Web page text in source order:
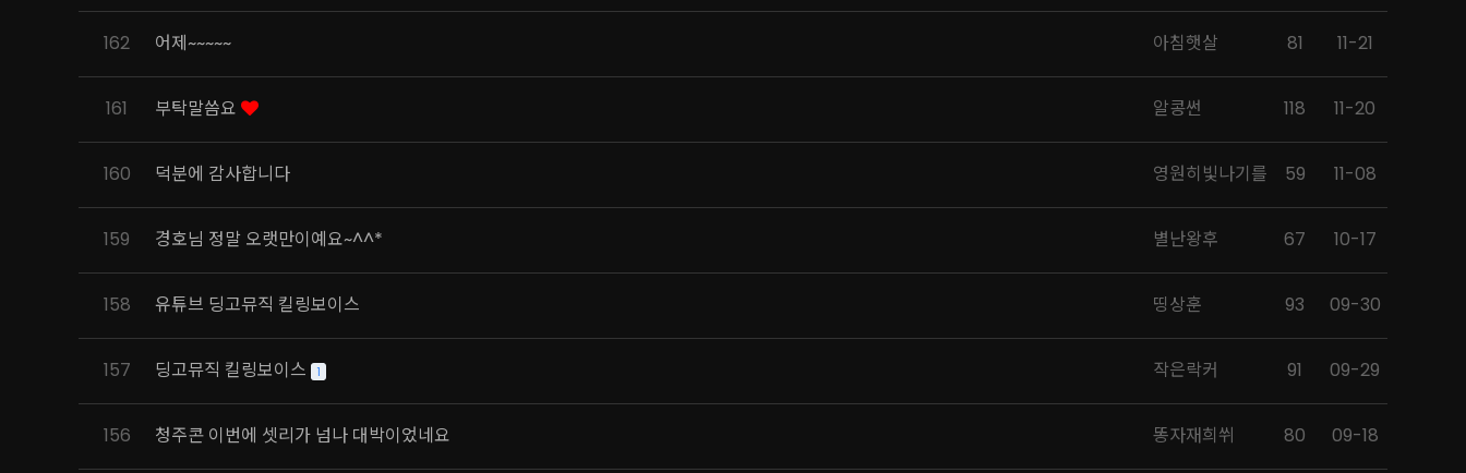
162 어제~~~~~ 아침햇살 81 11-21
161 부탁말씀요 알콩썬 118 11-20
160 덕분에 감사합니다 영원히빛나기를 59 11-08
159 경호님 정말 오랫만이예요~^^* 별난왕후 67 10-17
158 유튜브 딩고뮤직 킬링보이스 띵상훈 93 09-30
157 딩고뮤직 킬링보이스 1 작은락커 91 09-29
156 청주콘 이번에 셋리가 넘나 대박이었네요 똥자재희쒸 80 09-18